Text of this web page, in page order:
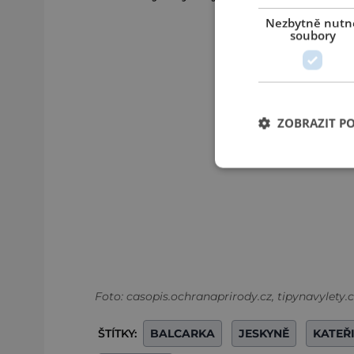
Foto: casopis.ochranaprirody.cz,
ŠTÍTKY: BALCARKA JESKYNĚ
Nezbytně
soubory
ZOBRAZIT